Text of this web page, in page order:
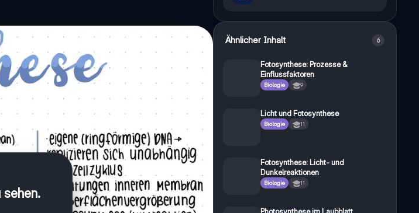
sehen.
Ähnlicher Inhalt 6
Fotosynthese: Prozesse &
Einflussfaktoren
Biologie 9
Licht und Fotosynthese
Biologie 11
Fotosynthese: Licht- und
Dunkelreaktionen
Biologie 11